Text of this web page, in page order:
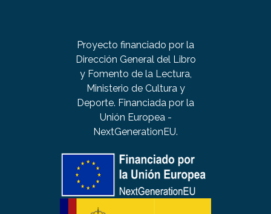
Proyecto financiado por la
Dirección General del Libro
y Fomento de la Lectura,
Ministerio de Cultura y
Deporte. Financiada por la
Unión Europea -
NextGenerationEU.